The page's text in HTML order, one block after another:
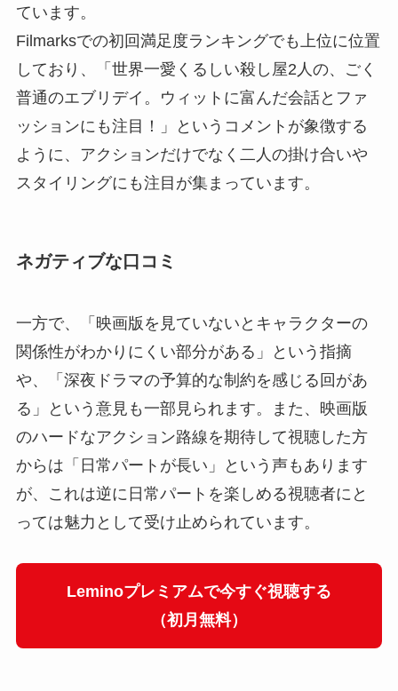
ています。
Filmarksでの初回満足度ランキングでも上位に位置
しており、「世界一愛くるしい殺し屋2人の、ごく
普通のエブリデイ。ウィットに富んだ会話とファ
ッションにも注目！」というコメントが象徴する
ように、アクションだけでなく二人の掛け合いや
スタイリングにも注目が集まっています。
ネガティブな口コミ
一方で、「映画版を見ていないとキャラクターの
関係性がわかりにくい部分がある」という指摘
や、「深夜ドラマの予算的な制約を感じる回があ
る」という意見も一部見られます。また、映画版
のハードなアクション路線を期待して視聴した方
からは「日常パートが長い」という声もあります
が、これは逆に日常パートを楽しめる視聴者にと
っては魅力として受け止められています。
Leminoプレミアムで今すぐ視聴する
（初月無料）